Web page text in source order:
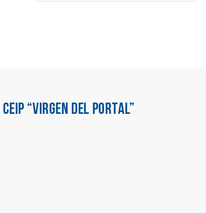
CEIP “VIRGEN DEL PORTAL”